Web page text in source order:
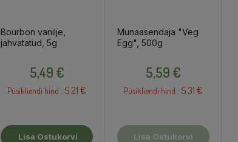
Bourbon vanilje,
jahvatatud, 5g
5,49 €
Püsikliendi hind : 5.21 €
Lisa Ostukorvi
Munaasendaja "Veg
Egg", 500g
5,59 €
Püsikliendi hind : 5.31 €
Lisa Ostukorvi